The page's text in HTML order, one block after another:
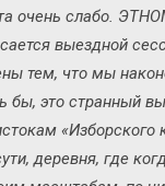
очень слабо.
выездной
тем, что мы
бы, это странный
«Изборского
деревня, где